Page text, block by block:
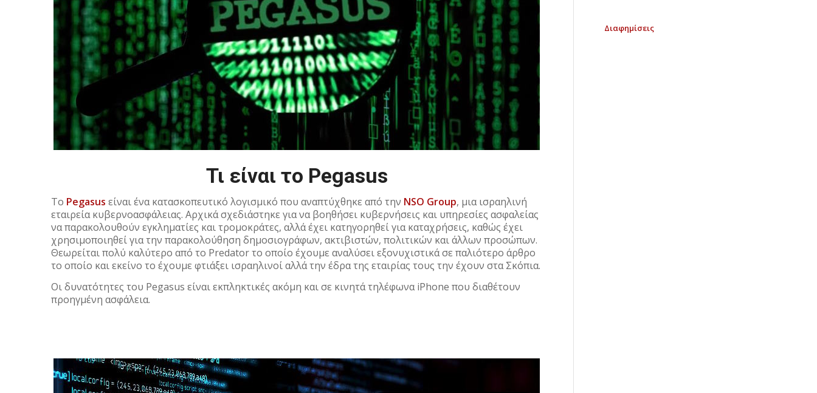
Τι είναι το Pegasus
Το Pegasus είναι ένα κατασκοπευτικό λογισμικό που αναπτύχθηκε από την NSO Group, μια ισραηλινή
εταιρεία κυβερνοασφάλειας. Αρχικά σχεδιάστηκε για να βοηθήσει κυβερνήσεις και υπηρεσίες ασφαλείας
να παρακολουθούν εγκληματίες και τρομοκράτες, αλλά έχει κατηγορηθεί για καταχρήσεις, καθώς έχει
χρησιμοποιηθεί για την παρακολούθηση δημοσιογράφων, ακτιβιστών, πολιτικών και άλλων προσώπων.
Θεωρείται πολύ καλύτερο από το Predator το οποίο έχουμε αναλύσει εξονυχιστικά σε παλιότερο άρθρο
το οποίο και εκείνο το έχουμε φτιάξει ισραηλινοί αλλά την έδρα της εταιρίας τους την έχουν στα Σκόπια.
Οι δυνατότητες του Pegasus είναι εκπληκτικές ακόμη και σε κινητά τηλέφωνα iPhone που διαθέτουν
προηγμένη ασφάλεια.
Διαφημίσεις